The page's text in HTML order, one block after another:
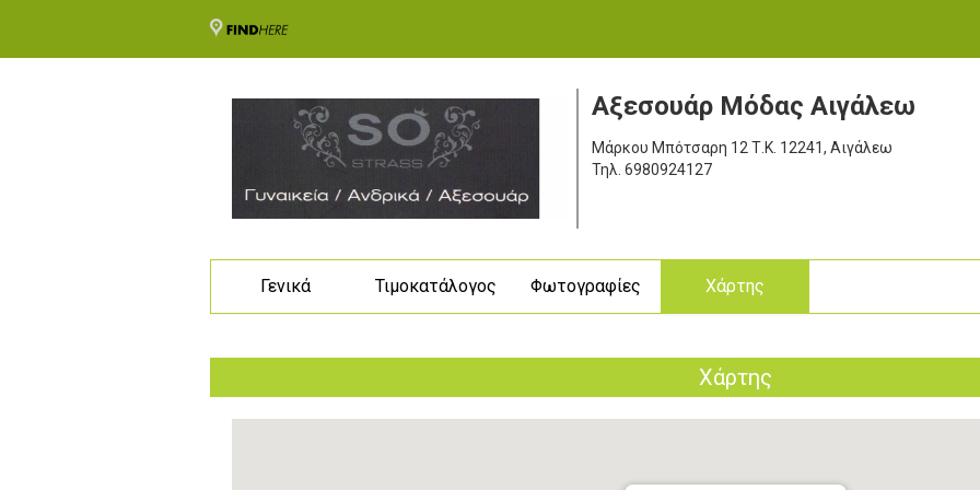
Αξεσουάρ Μόδας Αιγάλεω
Μάρκου Μπότσαρη 12 Τ.Κ. 12241, Αιγάλεω
Τηλ. 6980924127
Γενικά Τιμοκατάλογος Φωτογραφίες Χάρτης
Χάρτης